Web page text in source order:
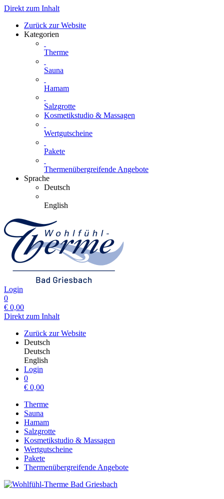
Direkt zum Inhalt
Zurück zur Website
Kategorien
Therme
Sauna
Hamam
Salzgrotte
Kosmetikstudio & Massagen
Wertgutscheine
Pakete
Thermenübergreifende Angebote
Sprache
Deutsch
English
Login
0
€ 0,00
Direkt zum Inhalt
Zurück zur Website
Deutsch
Deutsch
English
Login
0
€ 0,00
Therme
Sauna
Hamam
Salzgrotte
Kosmetikstudio & Massagen
Wertgutscheine
Pakete
Thermenübergreifende Angebote